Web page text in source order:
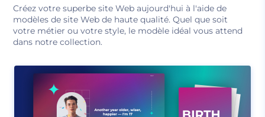
Créez votre superbe site Web aujourd'hui à l'aide de
modèles de site Web de haute qualité. Quel que soit
votre métier ou votre style, le modèle idéal vous attend
dans notre collection.